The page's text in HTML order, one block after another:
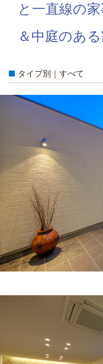
と一直線の
＆中庭のあ
タイプ別｜すべて